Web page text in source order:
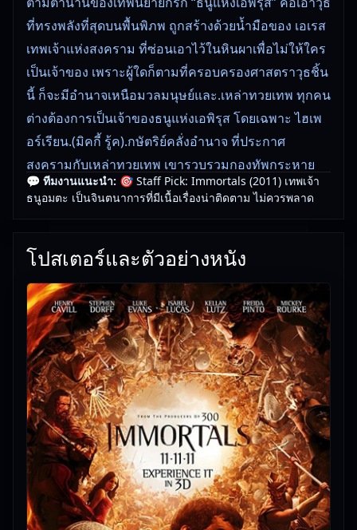
ที่ทรงพลังที่สุดบนพื้นพิภพ ถูกสร้างด้วยน้ำมือของ เอเรส
เทพเจ้าแห่งสงคราม ที่ซ่อนเอาไว้ในหินผาเพื่อไม่ให้ใคร
เป็นเจ้าของ เพราะผู้ใดก็ตามที่ครอบครองศาสตราวุธชิ้น
นี้ ก็จะมีอำนาจเหนือมวลมนุษย์และ.เหล่าทวยเทพ ทุกคน
ต่างต้องการเป็นเจ้าของธนูแห่งเอพิรุส โดยเฉพาะ ไฮเพ
อร์เรียน.(มิคกี้ รู้ค).กษัตริย์คลั่งอำนาจ ที่ประกาศ
สงครามกับเหล่าทวยเทพ เขารวบรวมกองทัพกระหาย
เลือดเพื่อพลิกแผ่น.ดินหาอาวุธ ด้วยกฏเหล็กของเทพเจ้า
ที่ไม่สามารถยุ่งเกี่ยวกับความขัดแย้งบนโลก เทพซีอุสจึง
หวังเดียวที่จะหยุดยั้ง ไฮเพอร์เรียน และ.ช่วยเหลือมนุษย์
เอาไว้ได้…
🎥อัปเดตโดยทีมงาน Free Movie 24— ตรวจสอบล่าสุด:
29/05/2026 |เกี่ยวกับเรา
💬 ทีมงานแนะนำ: 🎯 Staff Pick: Immortals (2011) เทพเจ้า
ธนูอมตะ เป็นจินตนาการที่มีเนื้อเรื่องน่าติดตาม ไม่ควรพลาด
โปสเตอร์และตัวอย่างหนัง